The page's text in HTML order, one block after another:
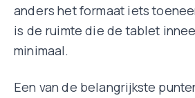
anders het formaat iets
is de ruimte die de tablet
minimaal.
Een van de belangrijkste